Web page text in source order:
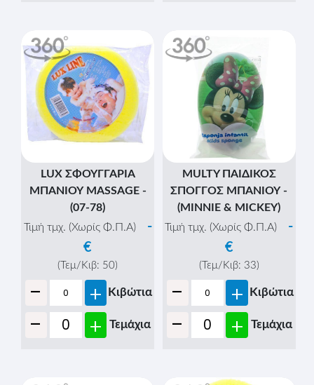
LUX ΣΦΟΥΓΓΑΡΙΑ
ΜΠΑΝΙΟΥ MASSAGE -
(07-78)
Τιμή τμχ. (Χωρίς Φ.Π.Α)
-
€
(Τεμ/Κιβ: 50)
- + Κιβώτια
- + Τεμάχια
MULTY ΠΑΙΔΙΚΟΣ
ΣΠΟΓΓΟΣ ΜΠΑΝΙΟΥ -
(MINNIE & MICKEY)
Τιμή τμχ. (Χωρίς Φ.Π.Α)
-
€
(Τεμ/Κιβ: 33)
- + Κιβώτια
- + Τεμάχια